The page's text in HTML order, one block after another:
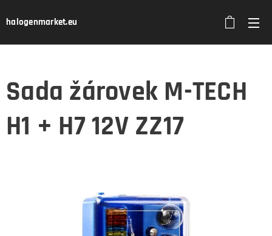
halogenmarket.eu
Sada žárovek M-TECH
H1 + H7 12V ZZ17